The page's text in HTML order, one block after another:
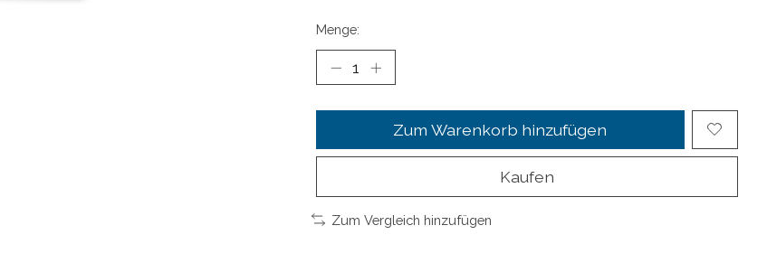
Menge:
Zum Warenkorb hinzufügen
Kaufen
Zum Vergleich hinzufügen